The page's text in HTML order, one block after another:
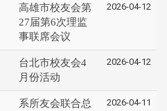
高雄市校友会第
27届第6次理监
事联席会议
2026-04-12
台北市校友会4
月份活动
2026-04-12
系所友会联合总
2026-04-11